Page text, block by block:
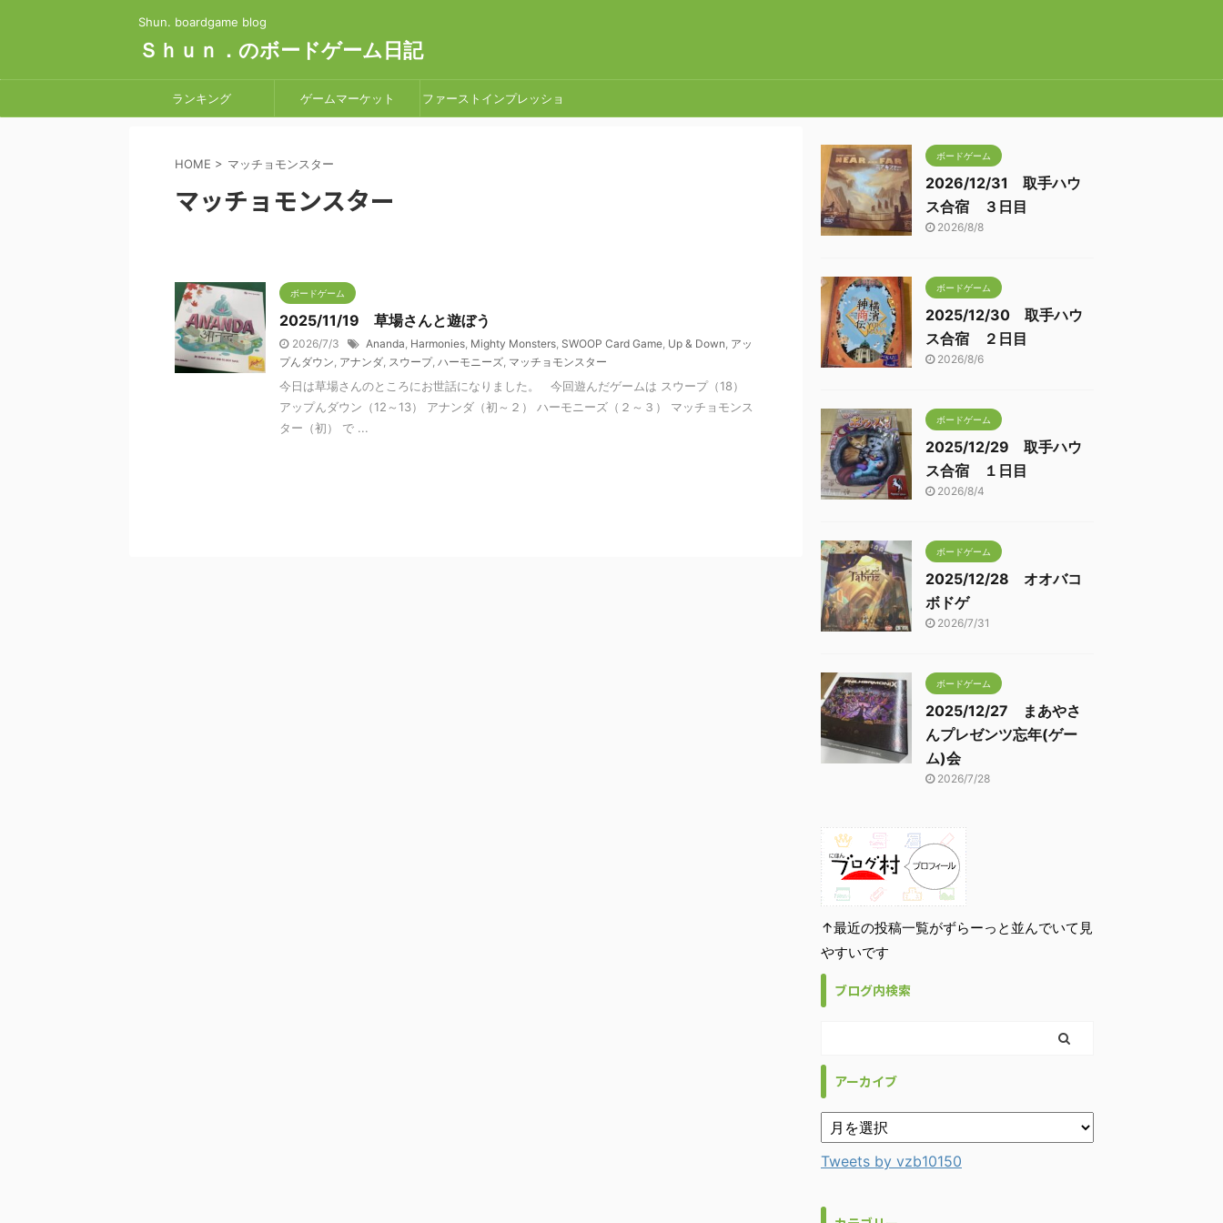
Shun. boardgame blog
Ｓｈｕｎ．のボードゲーム日記
ランキング ゲームマーケット ファーストインプレッショ
HOME > マッチョモンスター
マッチョモンスター
ボードゲーム
2025/11/19 草場さんと遊ぼう
2026/7/3 Ananda, Harmonies, Mighty Monsters, SWOOP Card Game, Up & Down, アッ
プんダウン, アナンダ, スウープ, ハーモニーズ, マッチョモンスター
今日は草場さんのところにお世話になりました。 今回遊んだゲームは スウープ（18）
アップんダウン（12～13） アナンダ（初～２） ハーモニーズ（２～３） マッチョモンス
ター（初） で ...
ボードゲーム
2026/12/31 取手ハウ
ス合宿 ３日目
2026/8/8
ボードゲーム
2025/12/30 取手ハウ
ス合宿 ２日目
2026/8/6
ボードゲーム
2025/12/29 取手ハウ
ス合宿 １日目
2026/8/4
ボードゲーム
2025/12/28 オオバコ
ボドゲ
2026/7/31
ボードゲーム
2025/12/27 まあやさ
んプレゼンツ忘年(ゲー
ム)会
2026/7/28
↑最近の投稿一覧がずらーっと並んでいて見
やすいです
ブログ内検索
アーカイブ
Tweets by vzb10150